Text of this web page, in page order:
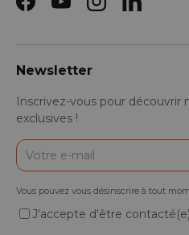
Facebook
YouTubeInstagramLinkedIn
Newsletter
Inscrivez-vous pour découvrir
exclusives !
E-mail
Vous pouvez vous désinscrire à tout
J'accepte d'être